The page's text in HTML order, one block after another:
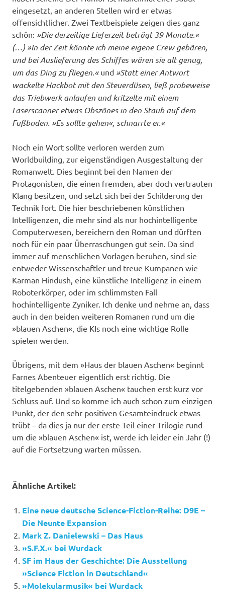
eingesetzt, an anderen Stellen wird er etwas
offensichtlicher. Zwei Textbeispiele zeigen dies ganz
schön: »Die derzeitige Lieferzeit beträgt 39 Monate.«
(…) »In der Zeit könnte ich meine eigene Crew gebären,
und bei Auslieferung des Schiffes wären sie alt genug,
um das Ding zu fliegen.«und »Statt einer Antwort
wackelte Hackbot mit den Steuerdüsen, ließ probeweise
das Triebwerk anlaufen und kritzelte mit einem
Laserscanner etwas Obszönes in den Staub auf dem
Fußboden. »Es sollte gehen«, schnarrte er.«
Noch ein Wort sollte verloren werden zum
Worldbuilding, zur eigenständigen Ausgestaltung der
Romanwelt. Dies beginnt bei den Namen der
Protagonisten, die einen fremden, aber doch vertrauten
Klang besitzen, und setzt sich bei der Schilderung der
Technik fort. Die hier beschriebenen künstlichen
Intelligenzen, die mehr sind als nur hochintelligente
Computerwesen, bereichern den Roman und dürften
noch für ein paar Überraschungen gut sein. Da sind
immer auf menschlichen Vorlagen beruhen, sind sie
entweder Wissenschaftler und treue Kumpanen wie
Karman Hindush, eine künstliche Intelligenz in einem
Roboterkörper, oder im schlimmsten Fall
hochintelligente Zyniker. Ich denke und nehme an, dass
auch in den beiden weiteren Romanen rund um die
»blauen Aschen«, die KIs noch eine wichtige Rolle
spielen werden.
Übrigens, mit dem »Haus der blauen Aschen« beginnt
Farnes Abenteuer eigentlich erst richtig. Die
titelgebenden »blauen Aschen« tauchen erst kurz vor
Schluss auf. Und so komme ich auch schon zum einzigen
Punkt, der den sehr positiven Gesamteindruck etwas
trübt – da dies ja nur der erste Teil einer Trilogie rund
um die »blauen Aschen« ist, werde ich leider ein Jahr (!)
auf die Fortsetzung warten müssen.
Ähnliche Artikel:
Eine neue deutsche Science-Fiction-Reihe: D9E –
Die Neunte Expansion
Mark Z. Danielewski – Das Haus
»S.F.X.« bei Wurdack
SF im Haus der Geschichte: Die Ausstellung
»Science Fiction in Deutschland«
»Molekularmusik« bei Wurdack